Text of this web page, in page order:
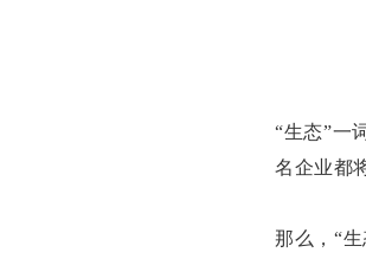
“生态”一
名企业都
那么，“